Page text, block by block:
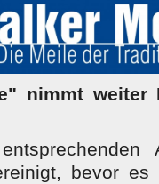
nimmt
bevor